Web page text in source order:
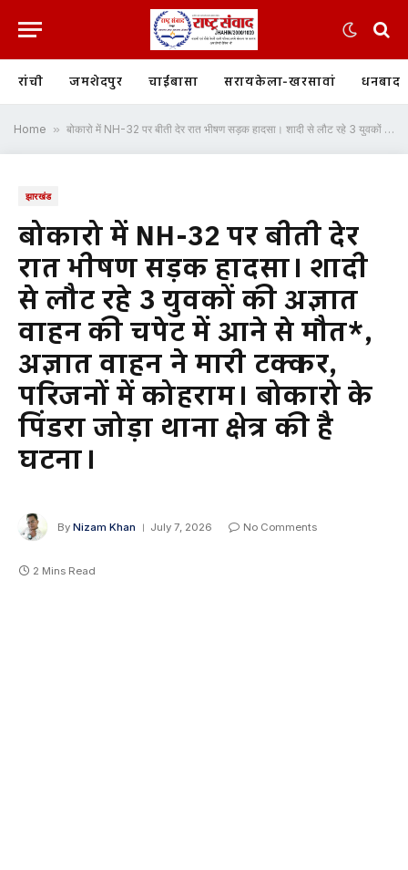
रांची जमशेदपुर चाईबासा सरायकेला-खरसावां धनबाद
Home » बोकारो में NH-32 पर बीती देर रात भीषण सड़क हादसा। शादी से लौट रहे 3 युवकों की अज्ञात वाहन की चपेट में आने से मौत*, अज्ञात वाहन ने मारी टक्कर, परिजनों में कोहराम। बोकारो के पिंडरा जोड़ा थाना क्षेत्र की है घटना।
झारखंड
बोकारो में NH-32 पर बीती देर
रात भीषण सड़क हादसा। शादी
से लौट रहे 3 युवकों की अज्ञात
वाहन की चपेट में आने से मौत*,
अज्ञात वाहन ने मारी टक्कर,
परिजनों में कोहराम। बोकारो के
पिंडरा जोड़ा थाना क्षेत्र की है
घटना।
By Nizam Khan July 7, 2026 No Comments
2 Mins Read